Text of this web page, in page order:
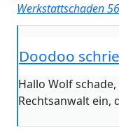
Werkstattschaden
Doodoo
Hallo Wolf
Rechtsanwalt ein,